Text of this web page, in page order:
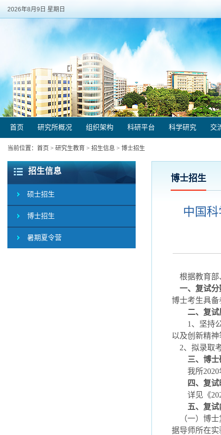
2026年8月9日 星期日
首页 研究所概况 组织架构 科研平台 科学研究 交
当前位置： 首页 > 研究生教育 > 招生信息 > 博士招生
招生信息
硕士招生
博士招生
暑期夏令营
博士招生
中国
根据教育部
一、复试分
博士考生具
二、复试
1、坚持公
以及创新精
2、拟录取
三、博
我所2020年
四、复
详见《2020
五、复
（一）博士
据导师所在